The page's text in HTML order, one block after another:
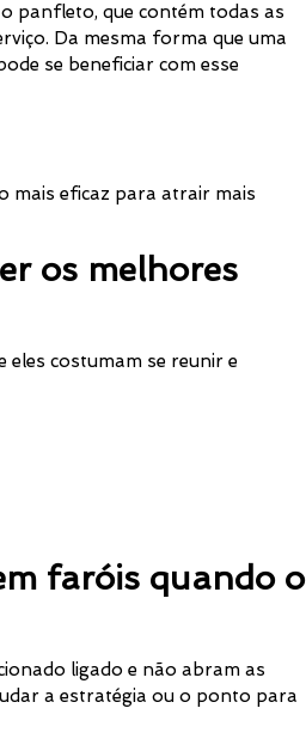
panfleto, que contém todas as
Da mesma forma que uma
se beneficiar com esse
mais eficaz para atrair mais
os melhores
costumam se reunir e
faróis quando o
ligado e não abram as
a estratégia ou o ponto para